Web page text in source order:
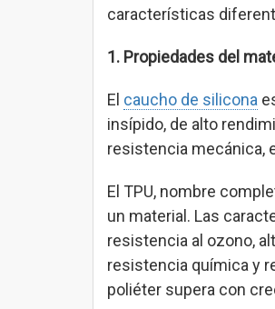
características
1. Propiedades del
El caucho de silicona
insípido, de alto
resistencia mecánica,
El TPU, nombre
un material. Las
resistencia al ozono,
resistencia química y
poliéter supera con